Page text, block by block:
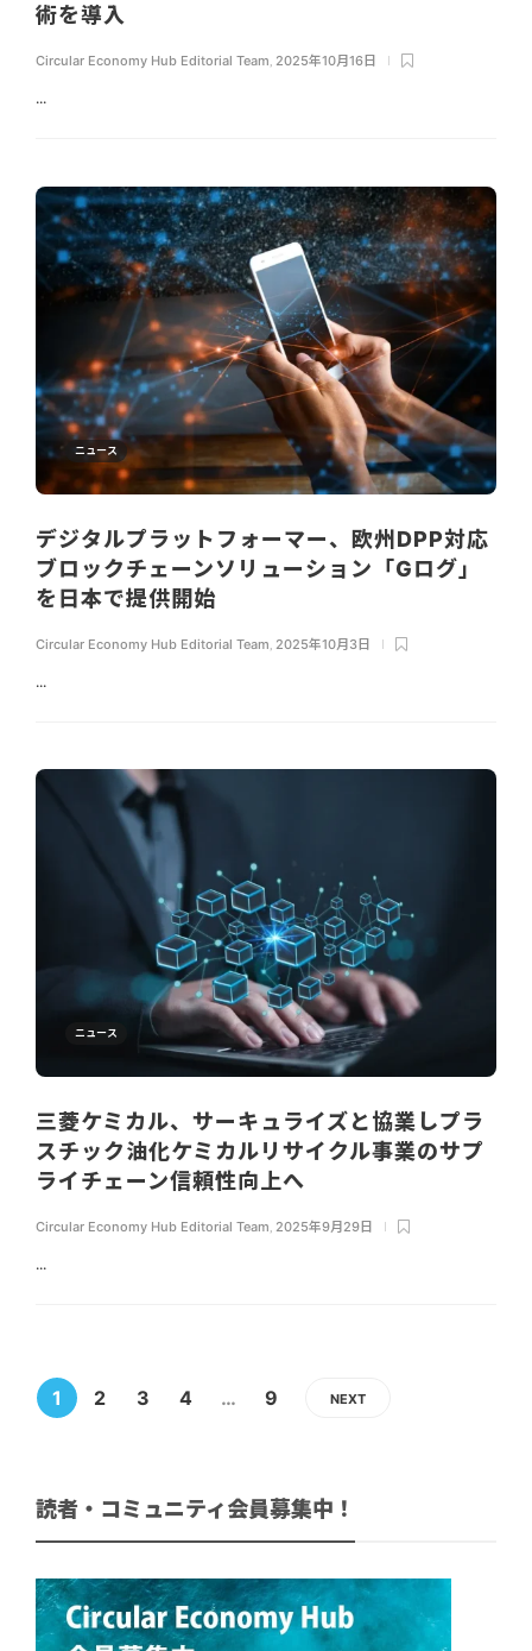
術を導入
Circular Economy Hub Editorial Team 2025年10月16日
...
ニュース
デジタルプラットフォーマー、欧州DPP対応
ブロックチェーンソリューション「Gログ」
を日本で提供開始
Circular Economy Hub Editorial Team 2025年10月3日
...
ニュース
三菱ケミカル、サーキュライズと協業しプラ
スチック油化ケミカルリサイクル事業のサプ
ライチェーン信頼性向上へ
Circular Economy Hub Editorial Team 2025年9月29日
...
1 2 3 4 … 9 NEXT
読者・コミュニティ会員募集中！